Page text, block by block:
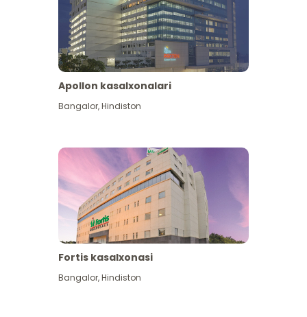
Apollon kasalxonalari
Bangalor,Hindiston
Fortis kasalxonasi
Bangalor,Hindiston